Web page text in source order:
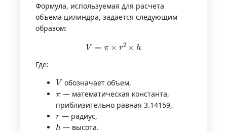
Формула, используемая для расчета
объема цилиндра, задается следующим
образом:
r × h
Где:
V
обозначает объем,
π
— математическая константа,
приблизительно равная 3.14159,
r
— радиус,
h
— высота.